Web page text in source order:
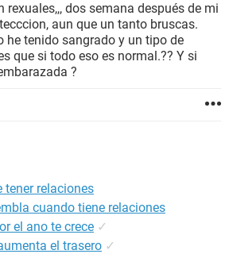
rexuales,,, dos semana después de mi
aun que un tanto bruscas.
he tenido sangrado y un tipo de
que si todo eso es normal.?? Y si
?
tener relaciones
cuando tiene relaciones
el ano te crece ✓
el trasero ✓